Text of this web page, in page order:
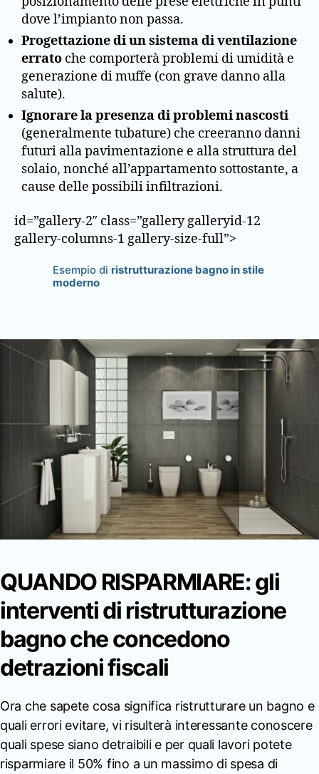
dove l’impianto non passa.
Progettazione di un sistema di ventilazione
errato che comporterà problemi di umidità e
generazione di muffe (con grave danno alla
salute).
Ignorare la presenza di problemi nascosti
(generalmente tubature) che creeranno danni
futuri alla pavimentazione e alla struttura del
solaio, nonché all’appartamento sottostante, a
cause delle possibili infiltrazioni.
id=”gallery-2″ class=”gallery galleryid-12
gallery-columns-1 gallery-size-full”>
Esempio di ristrutturazione bagno in stile
moderno
QUANDO RISPARMIARE: gli
interventi di ristrutturazione
bagno che concedono
detrazioni fiscali
Ora che sapete cosa significa ristrutturare un bagno e
quali errori evitare, vi risulterà interessante conoscere
quali spese siano detraibili e per quali lavori potete
risparmiare il 50% fino a un massimo di spesa di